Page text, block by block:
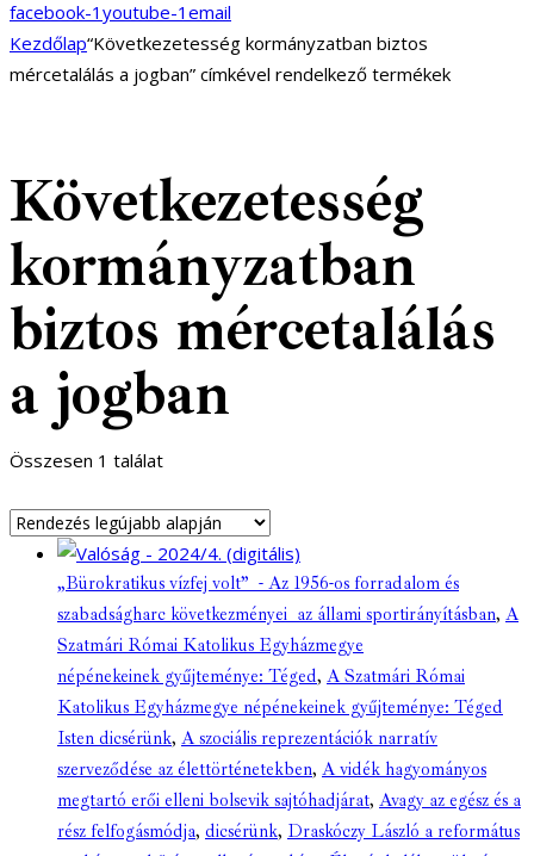
facebook-1 youtube-1 email
Kezdőlap“Következetesség kormányzatban biztos
mércetalálás a jogban” címkével rendelkező termékek
Következetesség
kormányzatban
biztos mércetalálás
a jogban
Összesen 1 találat
„Bürokratikus vízfej volt” - Az 1956-os forradalom és
szabadságharc következményei az állami sportirányításban, A
Szatmári Római Katolikus Egyházmegye
népénekeinek gyűjteménye: Téged, A Szatmári Római
Katolikus Egyházmegye népénekeinek gyűjteménye: Téged
Isten dicsérünk, A szociális reprezentációk narratív
szerveződése az élettörténetekben, A vidék hagyományos
megtartó erői elleni bolsevik sajtóhadjárat, Avagy az egész és a
rész felfogásmódja, dicsérünk, Draskóczy László a református